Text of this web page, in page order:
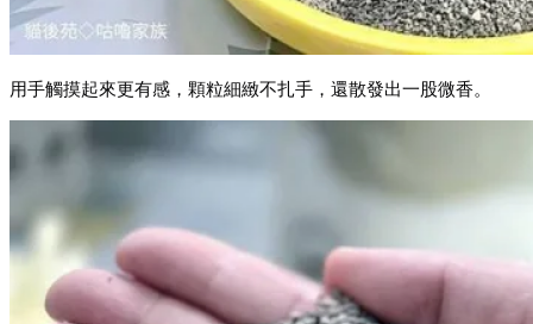
用手觸摸起來更有感，顆粒細緻不扎手，還散發出一股微香。